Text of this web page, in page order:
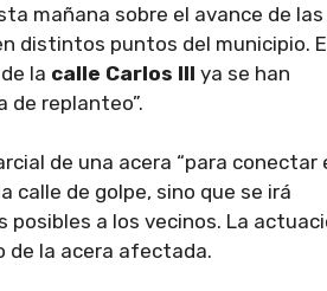
mañana sobre el avance de las
distintos puntos del municipio.
la calle Carlos III ya se han
de replanteo”.
de una acera “para conectar
calle de golpe, sino que se irá
a los vecinos. La
de la acera afectada.